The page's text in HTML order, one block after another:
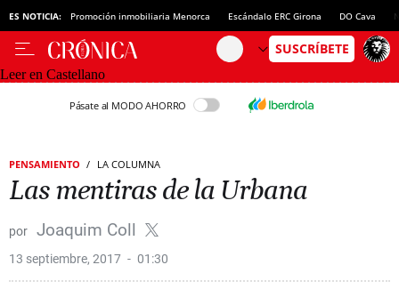
ES NOTICIA: Promoción inmobiliaria Menorca Escándalo ERC Girona DO Cava
Leer en Castellano
Pásate al MODO AHORRO
PENSAMIENTO LA COLUMNA
Las mentiras de la Urbana
Joaquim Coll
13 septiembre, 2017 01:30